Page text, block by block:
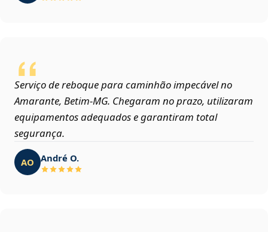
Serviço de reboque para caminhão impecável no
Amarante, Betim‑MG. Chegaram no prazo, utilizaram
equipamentos adequados e garantiram total
segurança.
AO André O.